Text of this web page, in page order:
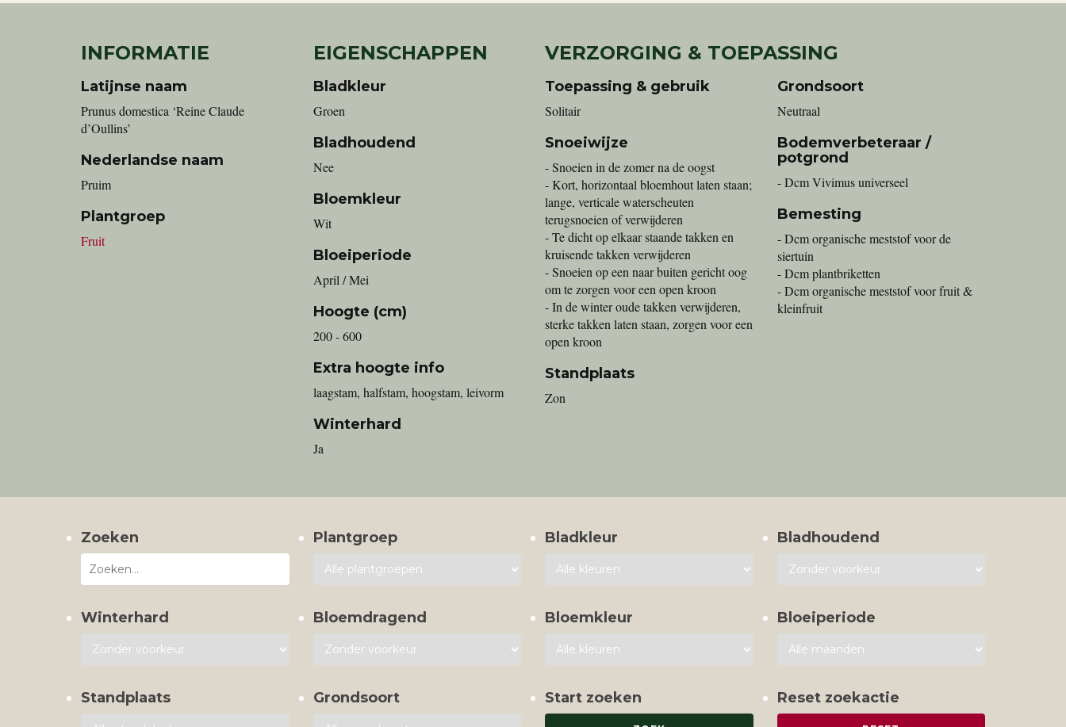
INFORMATIE
Latijnse naam
Prunus domestica ‘Reine Claude
d’Oullins’
Nederlandse naam
pruim
Plantgroep
Fruit
EIGENSCHAPPEN
Bladkleur
Groen
Bladhoudend
Nee
Bloemkleur
Wit
Bloeiperiode
April / Mei
Hoogte (cm)
200 - 600
Extra hoogte info
laagstam, halfstam, hoogstam, leivorm
Winterhard
Ja
VERZORGING & TOEPASSING
Toepassing & gebruik
Solitair
Snoeiwijze
- Snoeien in de zomer na de oogst
- Kort, horizontaal bloemhout laten staan;
lange, verticale waterscheuten
terugsnoeien of verwijderen
- Te dicht op elkaar staande takken en
kruisende takken verwijderen
- Snoeien op een naar buiten gericht oog
om te zorgen voor een open kroon
- In de winter oude takken verwijderen,
sterke takken laten staan, zorgen voor een
open kroon
Standplaats
Zon
Grondsoort
Neutraal
Bodemverbeteraar /
potgrond
- Dcm Vivimus universeel
Bemesting
- Dcm organische meststof voor de
siertuin
- Dcm plantbriketten
- Dcm organische meststof voor fruit &
kleinfruit
Zoeken Plantgroep Bladkleur Bladhoudend
Winterhard Bloemdragend Bloemkleur Bloeiperiode
Standplaats Grondsoort Start zoeken Reset zoekactie